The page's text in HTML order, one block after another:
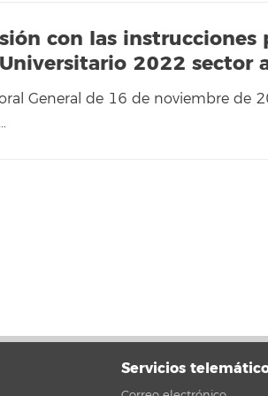
con las instrucciones
2022 sector
General de 16 de noviembre de
Servicios